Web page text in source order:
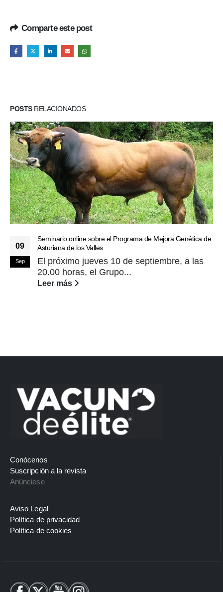
Comparte este post
POSTSRELACIONADOS
09
Sep
Seminario online sobre el Programa de Mejora Genética de
Asturiana de los Valles
El próximo jueves 10 de septiembre, a las
20.00 horas, el Grupo...
Leer más
Conócenos
Suscripción a la revista
Anúnciese
Aviso Legal
Política de privacidad
Política de cookies